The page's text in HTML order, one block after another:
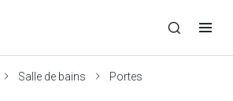
Salle de bains Portes